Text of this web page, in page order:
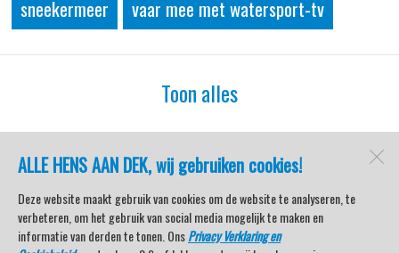
ALLE HENS AAN DEK, wij gebruiken cookies!
Deze website maakt gebruik van cookies om de website te analyseren, te
verbeteren, om het gebruik van social media mogelijk te maken en
informatie van derden te tonen. OnsPrivacy Verklaring en
sneekermeer vaar mee met watersport-tv
Toon alles
watersport-tv
Lemmer